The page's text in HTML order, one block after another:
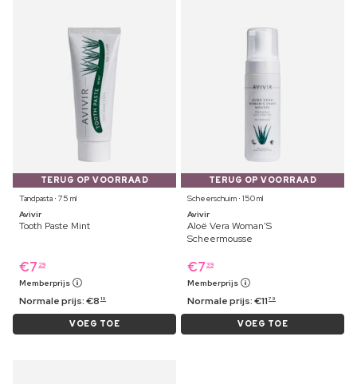
TERUG OP VOORRAAD
Tandpasta ⋅ 75 ml
Avivir
Tooth Paste Mint
€7 29
Memberprijs
Normale prijs:€8 19
VOEG TOE
TERUG OP VOORRAAD
Scheerschuim ⋅ 150 ml
Avivir
Aloë Vera Woman'S
Scheermousse
€7 39
Memberprijs
Normale prijs:€11 79
VOEG TOE